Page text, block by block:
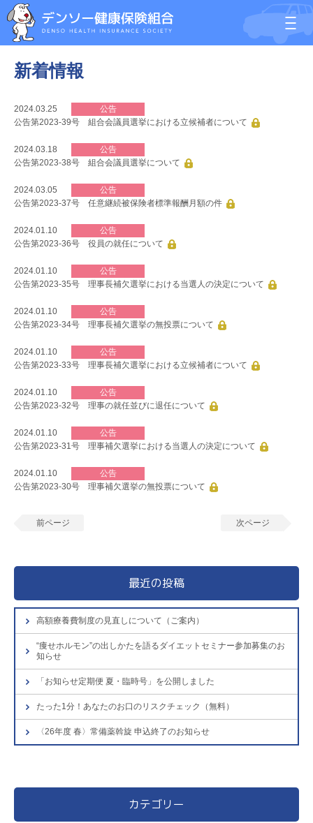
新着情報
2024.03.25
公告
公告第2023-39号 組合会議員選挙における立候補者について
2024.03.18
公告
公告第2023-38号 組合会議員選挙について
2024.03.05
公告
公告第2023-37号 任意継続被保険者標準報酬月額の件
2024.01.10
公告
公告第2023-36号 役員の就任について
2024.01.10
公告
公告第2023-35号 理事長補欠選挙における当選人の決定について
2024.01.10
公告
公告第2023-34号 理事長補欠選挙の無投票について
2024.01.10
公告
公告第2023-33号 理事長補欠選挙における立候補者について
2024.01.10
公告
公告第2023-32号 理事の就任並びに退任について
2024.01.10
公告
公告第2023-31号 理事補欠選挙における当選人の決定について
2024.01.10
公告
公告第2023-30号 理事補欠選挙の無投票について
前ページ 次ページ
最近の投稿
高額療養費制度の見直しについて（ご案内）
“痩せホルモン”の出しかたを語るダイエットセミナー参加募集のお
知らせ
「お知らせ定期便 夏・臨時号」を公開しました
たった1分！あなたのお口のリスクチェック（無料）
〈26年度 春〉常備薬斡旋 申込終了のお知らせ
カテゴリー